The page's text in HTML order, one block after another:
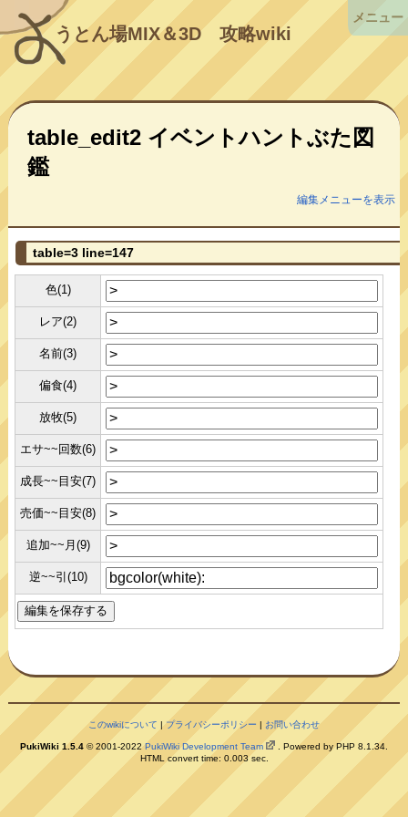
うとん場MIX＆3D攻略wiki
table_edit2 イベントハントぶた図
鑑
編集メニューを表示
table=3 line=147
色(1)
レア(2)
名前(3)
偏食(4)
放牧(5)
エサ~~回数(6)
成長~~目安(7)
売価~~目安(8)
追加~~月(9)
逆~~引(10)
このwikiについて |プライバシーポリシー | お問い合わせ
PukiWiki 1.5.4 © 2001-2022PukiWiki Development Team
. Powered by PHP 8.1.34.
HTML convert time: 0.003 sec.
メニュー